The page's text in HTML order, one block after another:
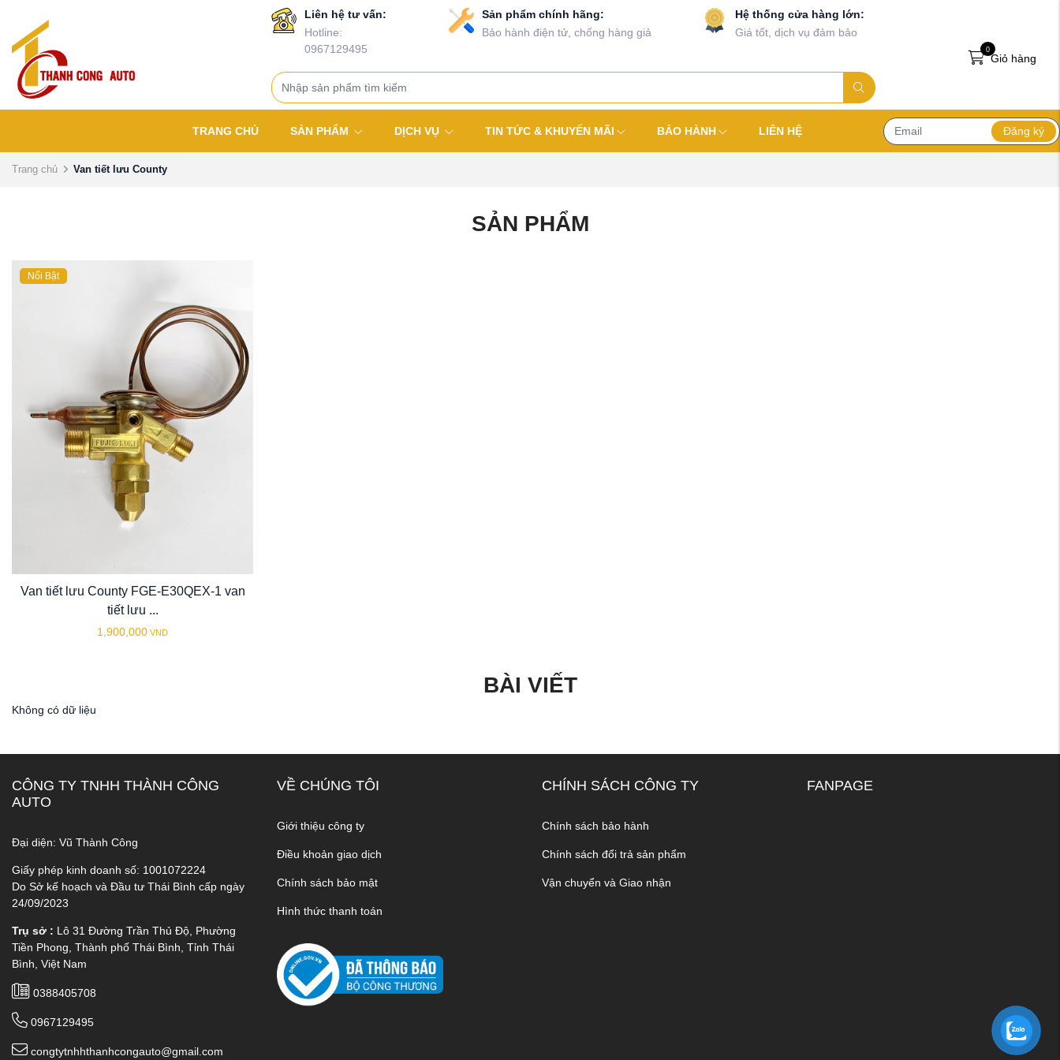
Liên hệ tư vấn:
Hotline:
0967129495
Sản phẩm chính hãng:
Bảo hành điện tử, chống hàng giả
Hệ thống cửa hàng lớn:
Giá tốt, dịch vụ đảm bảo
Giỏ hàng
0
TRANG CHỦ SẢN PHẨM DỊCH VỤ TIN TỨC & KHUYẾN MÃI BẢO HÀNH LIÊN HỆ Đăng ký
Trang chủ Van tiết lưu County
SẢN PHẨM
Nổi Bật
Van tiết lưu County FGE-E30QEX-1 van
tiết lưu ...
1,900,000 VND
BÀI VIẾT
Không có dữ liệu
CÔNG TY TNHH THÀNH CÔNG
AUTO
Đại diện: Vũ Thành Công
Giấy phép kinh doanh số: 1001072224
Do Sở kế hoạch và Đầu tư Thái Bình cấp ngày
24/09/2023
Trụ sở : Lô 31 Đường Trần Thủ Độ, Phường
Tiền Phong, Thành phố Thái Bình, Tỉnh Thái
Bình, Việt Nam
0388405708
0967129495
congtytnhhthanhcongauto@gmail.com
VỀ CHÚNG TÔI
Giới thiệu công ty
Điều khoản giao dịch
Chính sách bảo mật
Hình thức thanh toán
CHÍNH SÁCH CÔNG TY
Chính sách bảo hành
Chính sách đổi trả sản phẩm
Vận chuyển và Giao nhận
FANPAGE